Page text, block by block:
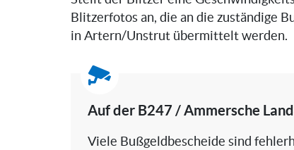
Blitzerfotos an, die an die zuständige
in Artern/Unstrut übermittelt werden.
Auf der B247 / Ammersche
Viele Bußgeldbescheide sind